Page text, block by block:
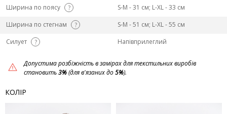
Ширина по поясу
?
S-M - 31 см; L-ХL - 33 см
Ширина по стегнам
?
S-M - 51 см; L-ХL - 55 см
Силует
? Напівприлеглий
Допустима розбіжність в замірах для текстильних виробів
становить3%(для в'язаних до5%).
КОЛІР